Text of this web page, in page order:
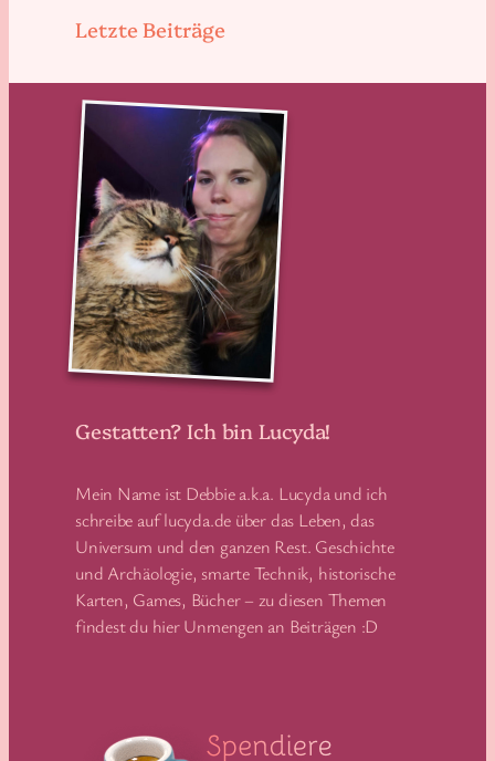
Letzte Beiträge
Gestatten? Ich bin Lucyda!
Mein Name ist Debbie a.k.a. Lucyda und ich
schreibe auf lucyda.de über das Leben, das
Universum und den ganzen Rest. Geschichte
und Archäologie, smarte Technik, historische
Karten, Games, Bücher – zu diesen Themen
findest du hier Unmengen an Beiträgen :D